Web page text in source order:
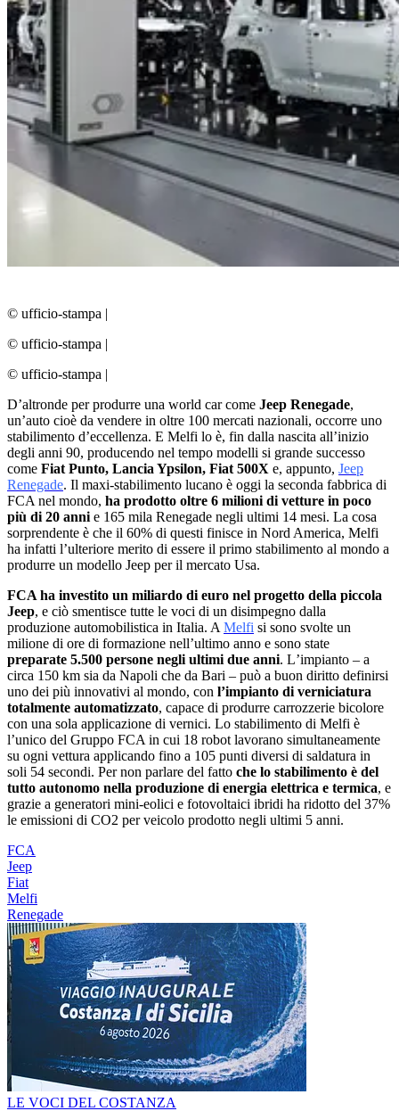
© ufficio-stampa |
© ufficio-stampa |
© ufficio-stampa |
Dʼaltronde per produrre una world car come Jeep Renegade,
unʼauto cioè da vendere in oltre 100 mercati nazionali, occorre uno
stabilimento dʼeccellenza. E Melfi lo è, fin dalla nascita allʼinizio
degli anni 90, producendo nel tempo modelli si grande successo
come Fiat Punto, Lancia Ypsilon, Fiat 500X e, appunto, Jeep
Renegade. Il maxi-stabilimento lucano è oggi la seconda fabbrica di
FCA nel mondo, ha prodotto oltre 6 milioni di vetture in poco
più di 20 anni e 165 mila Renegade negli ultimi 14 mesi. La cosa
sorprendente è che il 60% di questi finisce in Nord America, Melfi
ha infatti lʼulteriore merito di essere il primo stabilimento al mondo a
produrre un modello Jeep per il mercato Usa.
FCA ha investito un miliardo di euro nel progetto della piccola
Jeep, e ciò smentisce tutte le voci di un disimpegno dalla
produzione automobilistica in Italia. A Melfi si sono svolte un
milione di ore di formazione nellʼultimo anno e sono state
preparate 5.500 persone negli ultimi due anni. Lʼimpianto ‒ a
circa 150 km sia da Napoli che da Bari ‒ può a buon diritto definirsi
uno dei più innovativi al mondo, con lʼimpianto di verniciatura
totalmente automatizzato, capace di produrre carrozzerie bicolore
con una sola applicazione di vernici. Lo stabilimento di Melfi è
lʼunico del Gruppo FCA in cui 18 robot lavorano simultaneamente
su ogni vettura applicando fino a 105 punti diversi di saldatura in
soli 54 secondi. Per non parlare del fatto che lo stabilimento è del
tutto autonomo nella produzione di energia elettrica e termica, e
grazie a generatori mini-eolici e fotovoltaici ibridi ha ridotto del 37%
le emissioni di CO2 per veicolo prodotto negli ultimi 5 anni.
FCA
Jeep
Fiat
Melfi
Renegade
LE VOCI DEL COSTANZA